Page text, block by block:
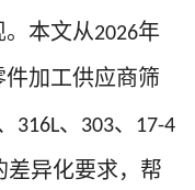
。本文从2026年
加工供应商筛
316L、 303、 17-4
差异化要求，帮